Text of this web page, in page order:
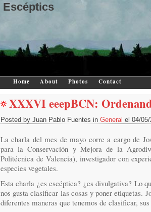
Escéptics
Home About Photos Contact
XXXVI eeepBCN:
Posted by Juan Pablo Fuentes in General el 04/
La charla del mes de mayo corre a cargo de
para la Conservación y Mejora de la
Politécnica de Valencia), investigador con
especies vegetales.
Esta charla ¿es escéptica? ¿es divulgativa? Lo
nos gusta clasificar las cosas y poner etiquetas.
diferentes maneras que tenemos de clasificar,